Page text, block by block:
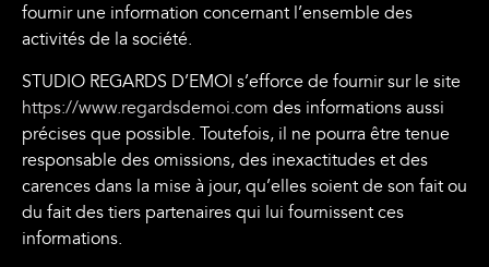
fournir une information concernant l’ensemble des
activités de la société.
STUDIO REGARDS D’EMOI s’efforce de fournir sur le site
https://www.regardsdemoi.com des informations aussi
précises que possible. Toutefois, il ne pourra être tenue
responsable des omissions, des inexactitudes et des
carences dans la mise à jour, qu’elles soient de son fait ou
du fait des tiers partenaires qui lui fournissent ces
informations.